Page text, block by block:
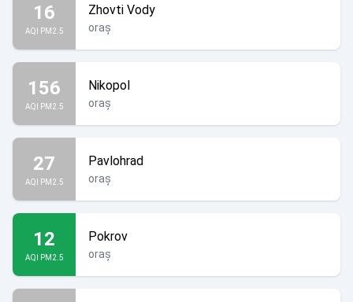
16
AQI PM2.5
Zhovti Vody
oraș
156
AQI PM2.5
Nikopol
oraș
27
AQI PM2.5
Pavlohrad
oraș
12
AQI PM2.5
Pokrov
oraș